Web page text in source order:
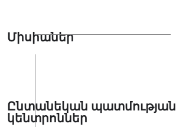
Միսիաներ
Ընտանեկան պատմության
կենտրոններ